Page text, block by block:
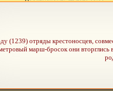
(1239) отряды крестоносцев,
марш-бросок они вторглись